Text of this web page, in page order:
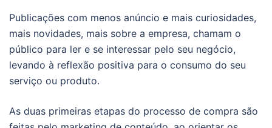
Publicações com menos anúncio e mais curiosidades,
mais novidades, mais sobre a empresa, chamam o
público para ler e se interessar pelo seu negócio,
levando à reflexão positiva para o consumo do seu
serviço ou produto.
As duas primeiras etapas do processo de compra são